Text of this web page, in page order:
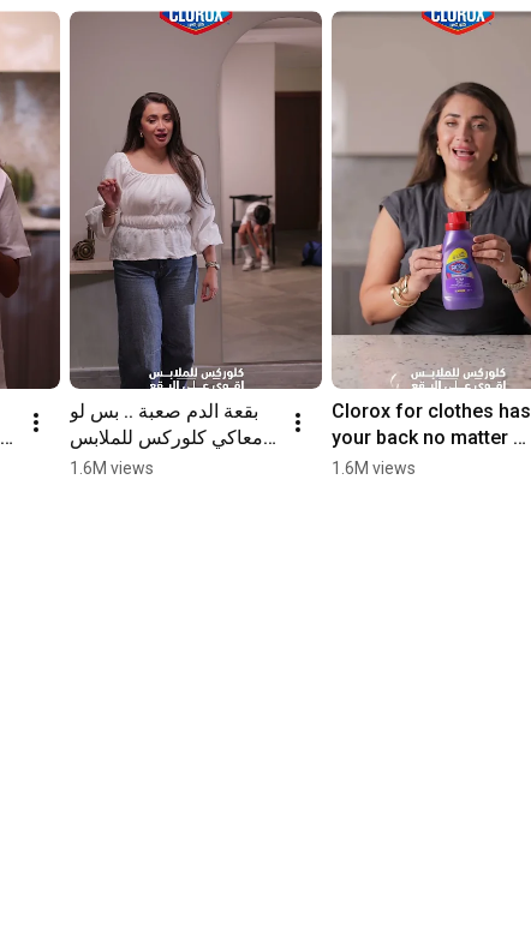
بقعة الدم صعبة .. بس لو
معاكي كلوركس للملابس
هيشيل البقعة ويحافظ على
1.6M views
Clorox for clothes has
your back no matter
your budget, with 4
1.6M views